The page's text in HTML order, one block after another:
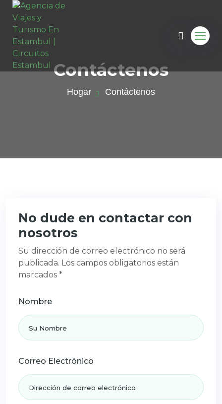
Contáctenos
Hogar Contáctenos
No dude en contactar con
nosotros
Su dirección de correo electrónico no será
publicada. Los campos obligatorios están
marcados *
Nombre
Correo Electrónico